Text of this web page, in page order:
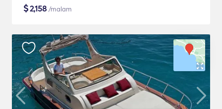
$2,158 /malam